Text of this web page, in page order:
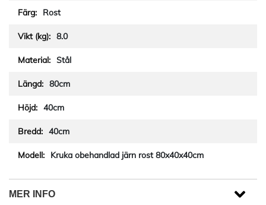
Rost
8.0
Stål
80cm
40cm
40cm
Kruka obehandlad järn rost 80x40x40cm
MER INFO